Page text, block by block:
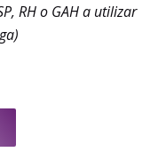
RH o GAH a utilizar